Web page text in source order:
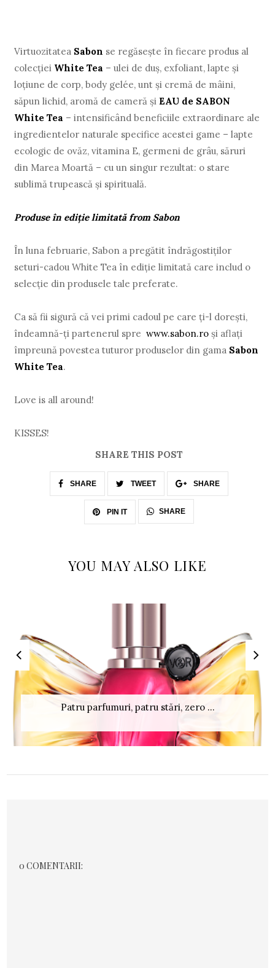
Virtuozitatea Sabon se regăsește în fiecare produs al
colecției White Tea – ulei de duș, exfoliant, lapte și
loțiune de corp, body gelée, unt și cremă de mâini,
săpun lichid, aromă de cameră și EAU de SABON
White Tea – intensificând beneficiile extraordinare ale
ingredientelor naturale specifice acestei game – lapte
ecologic de ovăz, vitamina E, germeni de grâu, săruri
din Marea Moartă – cu un singur rezultat: o stare
sublimă trupească și spirituală.
Produse în ediție limitată from Sabon
În luna februarie, Sabon a pregătit îndrăgostiților
seturi-cadou White Tea în ediție limitată care includ o
selecție din produsele tale preferate.
Ca să fii sigură că vei primi cadoul pe care ți-l dorești,
îndeamnă-ți partenerul sprewww.sabon.ro și aflați
împreună povestea tuturor produselor din gama Sabon
White Tea.
Love is all around!
KISSES!
SHARE THIS POST
SHARE TWEET SHARE
PIN IT SHARE
YOU MAY ALSO LIKE
Patru parfumuri, patru stări, zero ...
0 COMENTARII: